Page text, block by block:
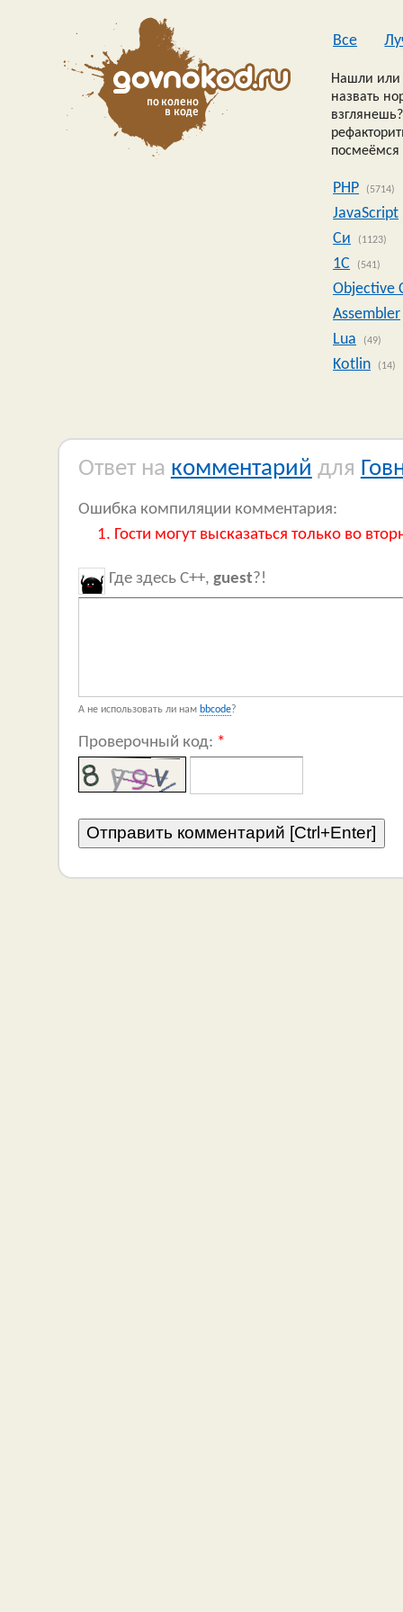
Все
Нашли или
назвать
посмеёмся
PHP (5714)
JavaScript
Си
(1123)
1C (541)
Objective
Assembler
Lua
(49)
Kotlin (14)
Ответ на комментарий для
Ошибка компиляции комментария:
Гости могут высказаться только во
Где здесь C++, guest?!
А не использовать ли нам bbcode?
Проверочный код: *